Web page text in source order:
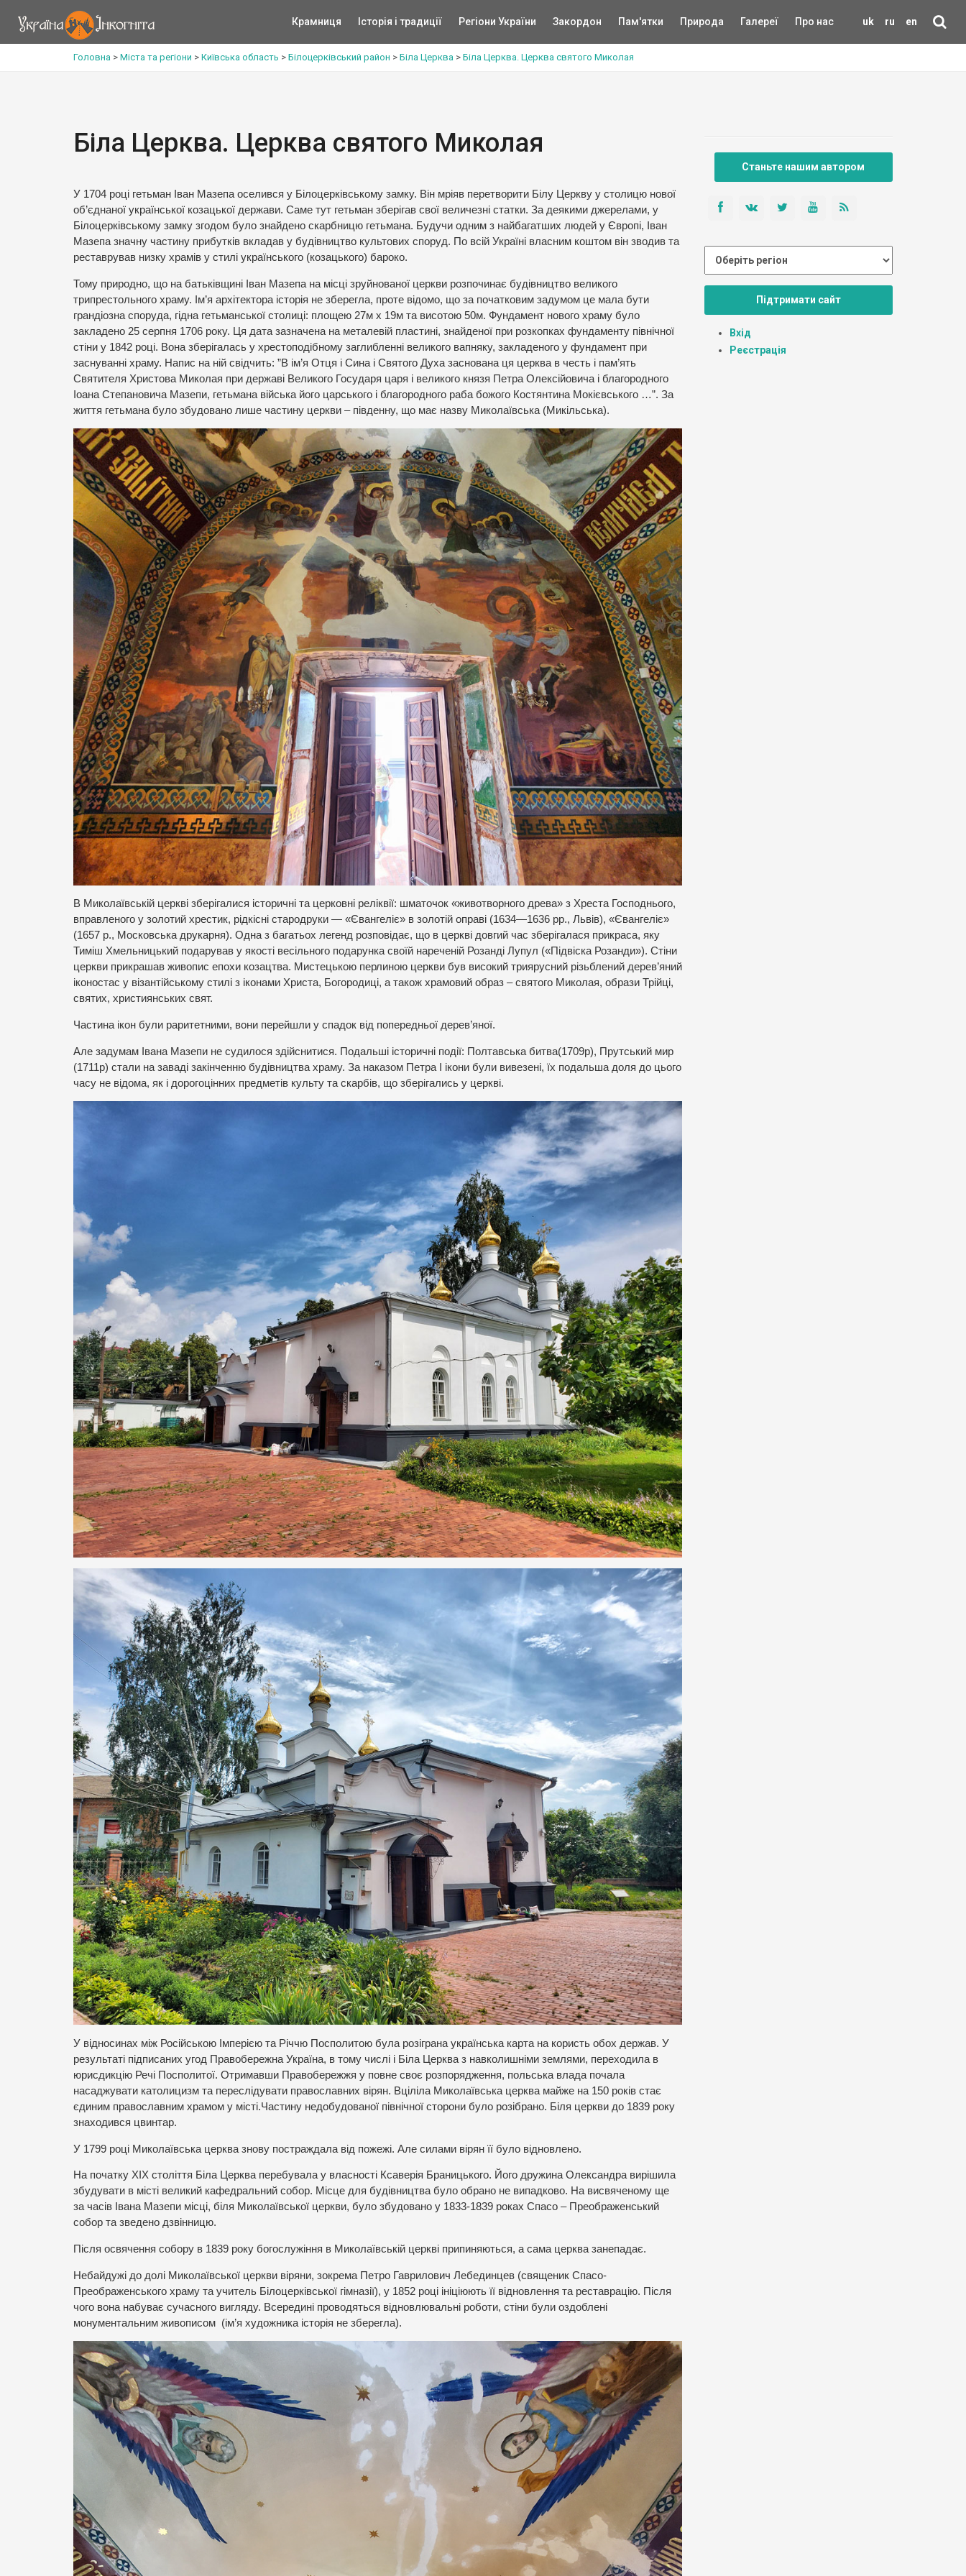
uk ru en
Крамниця Історія і традиції Регіони України Закордон Пам'ятки Природа Галереї Про нас
Головна > Міста та регіони > Київська область > Білоцерківський район > Біла Церква > Біла Церква. Церква святого Миколая
Біла Церква. Церква святого Миколая
У 1704 році гетьман Іван Мазепа оселився у Білоцерківському замку. Він мріяв перетворити Білу Церкву у столицю нової
об’єднаної української козацької держави. Саме тут гетьман зберігав свої величезні статки. За деякими джерелами, у
Білоцерківському замку згодом було знайдено скарбницю гетьмана. Будучи одним з найбагатших людей у Європі, Іван
Мазепа значну частину прибутків вкладав у будівництво культових споруд. По всій Україні власним коштом він зводив та
реставрував низку храмів у стилі українського (козацького) бароко.
Тому природно, що на батьківщині Іван Мазепа на місці зруйнованої церкви розпочинає будівництво великого
трипрестольного храму. Ім’я архітектора історія не зберегла, проте відомо, що за початковим задумом це мала бути
грандіозна споруда, гідна гетьманської столиці: площею 27м х 19м та висотою 50м. Фундамент нового храму було
закладено 25 серпня 1706 року. Ця дата зазначена на металевій пластині, знайденої при розкопках фундаменту північної
стіни у 1842 році. Вона зберігалась у хрестоподібному заглибленні великого вапняку, закладеного у фундамент при
заснуванні храму. Напис на ній свідчить: ”В ім’я Отця і Сина і Святого Духа заснована ця церква в честь і пам’ять
Святителя Христова Миколая при державі Великого Государя царя і великого князя Петра Олексійовича і благородного
Іоана Степановича Мазепи, гетьмана війська його царського і благородного раба божого Костянтина Мокієвського …”. За
життя гетьмана було збудовано лише частину церкви – південну, що має назву Миколаївська (Микільська).
В Миколаївській церкві зберігалися історичні та церковні реліквії: шматочок «животворного древа» з Хреста Господнього,
вправленого у золотий хрестик, рідкісні стародруки — «Євангеліє» в золотій оправі (1634—1636 рр., Львів), «Євангеліє»
(1657 р., Московська друкарня). Одна з багатьох легенд розповідає, що в церкві довгий час зберігалася прикраса, яку
Тиміш Хмельницький подарував у якості весільного подарунка своїй нареченій Розанді Лупул («Підвіска Розанди»). Стіни
церкви прикрашав живопис епохи козацтва. Мистецькою перлиною церкви був високий триярусний різьблений дерев’яний
іконостас у візантійському стилі з іконами Христа, Богородиці, а також храмовий образ – святого Миколая, образи Трійці,
святих, християнських свят.
Частина ікон були раритетними, вони перейшли у спадок від попередньої дерев’яної.
Але задумам Івана Мазепи не судилося здійснитися. Подальші історичні події: Полтавська битва(1709р), Прутський мир
(1711р) стали на заваді закінченню будівництва храму. За наказом Петра І ікони були вивезені, їх подальша доля до цього
часу не відома, як і дорогоцінних предметів культу та скарбів, що зберігались у церкві.
У відносинах між Російською Імперією та Річчю Посполитою була розіграна українська карта на користь обох держав. У
результаті підписаних угод Правобережна Україна, в тому числі і Біла Церква з навколишніми землями, переходила в
юрисдикцію Речі Посполитої. Отримавши Правобережжя у повне своє розпорядження, польська влада почала
насаджувати католицизм та переслідувати православних вірян. Вціліла Миколаївська церква майже на 150 років стає
єдиним православним храмом у місті.Частину недобудованої північної сторони було розібрано. Біля церкви до 1839 року
знаходився цвинтар.
У 1799 році Миколаївська церква знову постраждала від пожежі. Але силами вірян її було відновлено.
На початку ХІХ століття Біла Церква перебувала у власності Ксаверія Браницького. Його дружина Олександра вирішила
збудувати в місті великий кафедральний собор. Місце для будівництва було обрано не випадково. На висвяченому ще
за часів Івана Мазепи місці, біля Миколаївської церкви, було збудовано у 1833-1839 роках Спасо – Преображенський
собор та зведено дзвінницю.
Після освячення собору в 1839 року богослужіння в Миколаївській церкві припиняються, а сама церква занепадає.
Небайдужі до долі Миколаївської церкви віряни, зокрема Петро Гаврилович Лебединцев (священик Спасо-
Преображенського храму та учитель Білоцерківської гімназії), у 1852 році ініціюють її відновлення та реставрацію. Після
чого вона набуває сучасного вигляду. Всередині проводяться відновлювальні роботи, стіни були оздоблені
монументальним живописом (ім’я художника історія не зберегла).
Станьте нашим автором
Підтримати сайт
Вхід
Реєстрація